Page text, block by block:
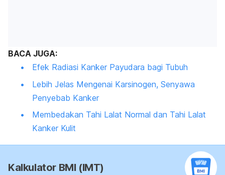
BACA JUGA:
Efek Radiasi Kanker Payudara bagi Tubuh
Lebih Jelas Mengenai Karsinogen, Senyawa
Penyebab Kanker
Membedakan Tahi Lalat Normal dan Tahi Lalat
Kanker Kulit
Kalkulator BMI (IMT)